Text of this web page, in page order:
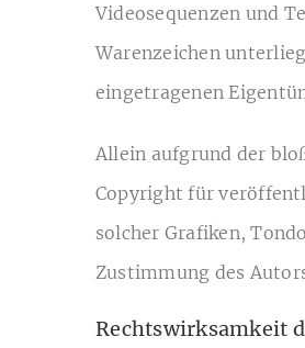
Videosequenzen und
Warenzeichen
eingetragenen
Allein aufgrund der
Copyright für
solcher Grafiken,
Zustimmung des
Rechtswirksamkeit